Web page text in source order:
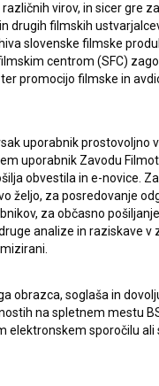
osebnih
virov, in sicer gre
drugih filmskih
slovenske filmske
centrom (SFC)
promocijo filmske in
uporabnik prostovoljno
uporabnik Zavodu
obvestila in e-novice.
željo, za posredovanje
za občasno
analize in raziskave
obrazca, soglaša in
na spletnem mestu
elektronskem sporočilu